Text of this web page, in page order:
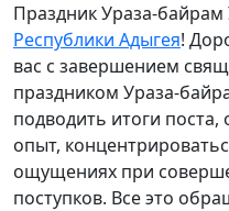
Праздник Ураза-
Республики Адыгея!
вас с завершением
праздником Ураза-
подводить итоги
опыт,
ощущениях при
поступков. Все это